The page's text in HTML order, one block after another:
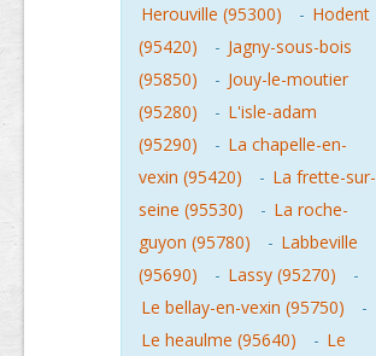
Herouville (95300)
- Hodent
(95420)
- Jagny-sous-bois
(95850)
- Jouy-le-moutier
(95280)
- L'isle-adam
(95290)
- La chapelle-en-
vexin (95420)
- La frette-sur-
seine (95530)
- La roche-
guyon (95780)
- Labbeville
(95690)
- Lassy (95270)
-
Le bellay-en-vexin (95750)
-
Le heaulme (95640)
- Le